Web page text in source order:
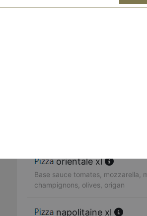
orientale xl
Base sauce tomates, mozzarella,
champignons, olives, origan
napolitaine xl